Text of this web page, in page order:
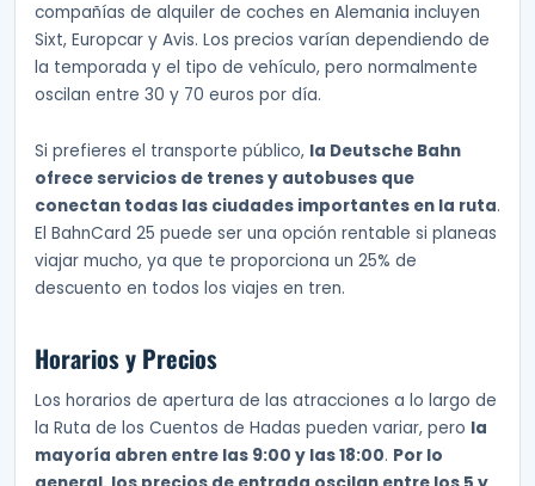
compañías de alquiler de coches en Alemania incluyen
Sixt, Europcar y Avis. Los precios varían dependiendo de
la temporada y el tipo de vehículo, pero normalmente
oscilan entre 30 y 70 euros por día.
Si prefieres el transporte público, la Deutsche Bahn
ofrece servicios de trenes y autobuses que
conectan todas las ciudades importantes en la ruta.
El BahnCard 25 puede ser una opción rentable si planeas
viajar mucho, ya que te proporciona un 25% de
descuento en todos los viajes en tren.
Horarios y Precios
Los horarios de apertura de las atracciones a lo largo de
la Ruta de los Cuentos de Hadas pueden variar, pero la
mayoría abren entre las 9:00 y las 18:00. Por lo